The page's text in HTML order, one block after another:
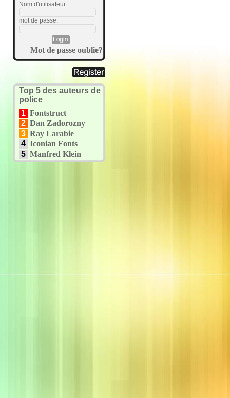
Nom d'utilisateur:
mot de passe:
Mot de passe oublie?
Top 5 des auteurs de
police
1 Fontstruct
2 Dan Zadorozny
3 Ray Larabie
4 Iconian Fonts
5 Manfred Klein